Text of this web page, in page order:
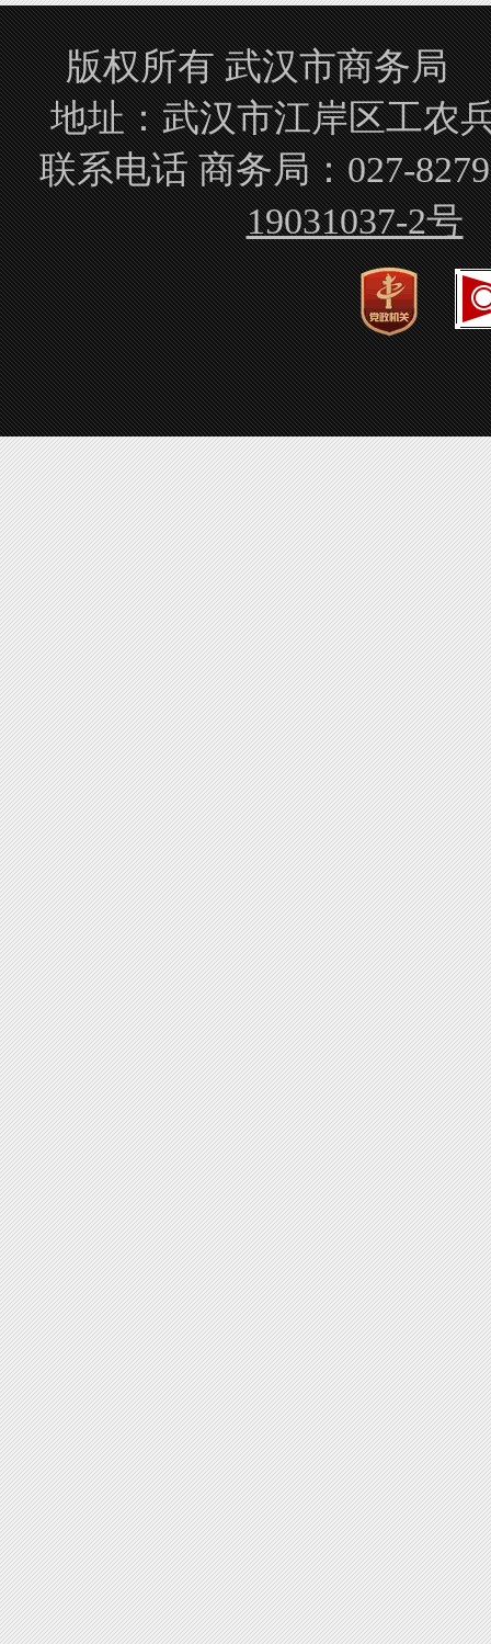
版权所有 武汉市商务局
地址：武汉市江岸区工
联系电话 商务局：027-
19031037-2号